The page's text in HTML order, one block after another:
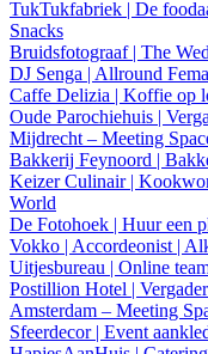
TukTukfabriek | De
Snacks
Bruidsfotograaf | The
DJ Senga | Allround
Caffe Delizia | Koffie op
Oude Parochiehuis |
Mijdrecht – Meeting
Bakkerij Feynoord |
Keizer Culinair |
World
De Fotohoek | Huur een
Vokko | Accordeonist |
Uitjesbureau | Online
Postillion Hotel |
Amsterdam – Meeting
Sfeerdecor | Event